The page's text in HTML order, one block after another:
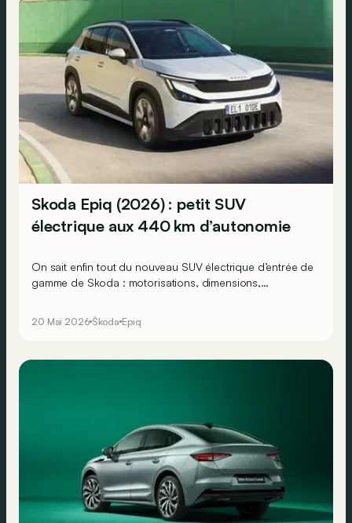
Skoda Epiq (2026) : petit SUV
électrique aux 440 km d’autonomie
On sait enfin tout du nouveau SUV électrique d’entrée de
gamme de Skoda : motorisations, dimensions,
20 Mai 2026 Škoda Epiq